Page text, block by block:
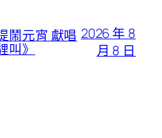
鬧元宵 獻唱
》
2026 年 8
月 8 日